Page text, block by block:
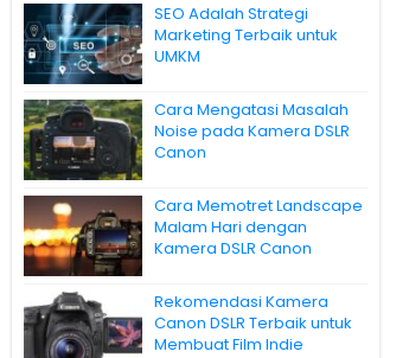
SEO Adalah Strategi
Marketing Terbaik untuk
UMKM
Cara Mengatasi Masalah
Noise pada Kamera DSLR
Canon
Cara Memotret Landscape
Malam Hari dengan
Kamera DSLR Canon
Rekomendasi Kamera
Canon DSLR Terbaik untuk
Membuat Film Indie